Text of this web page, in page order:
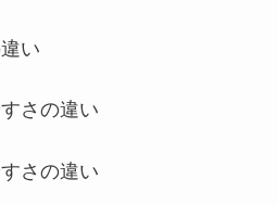
い
さの違い
さの違い